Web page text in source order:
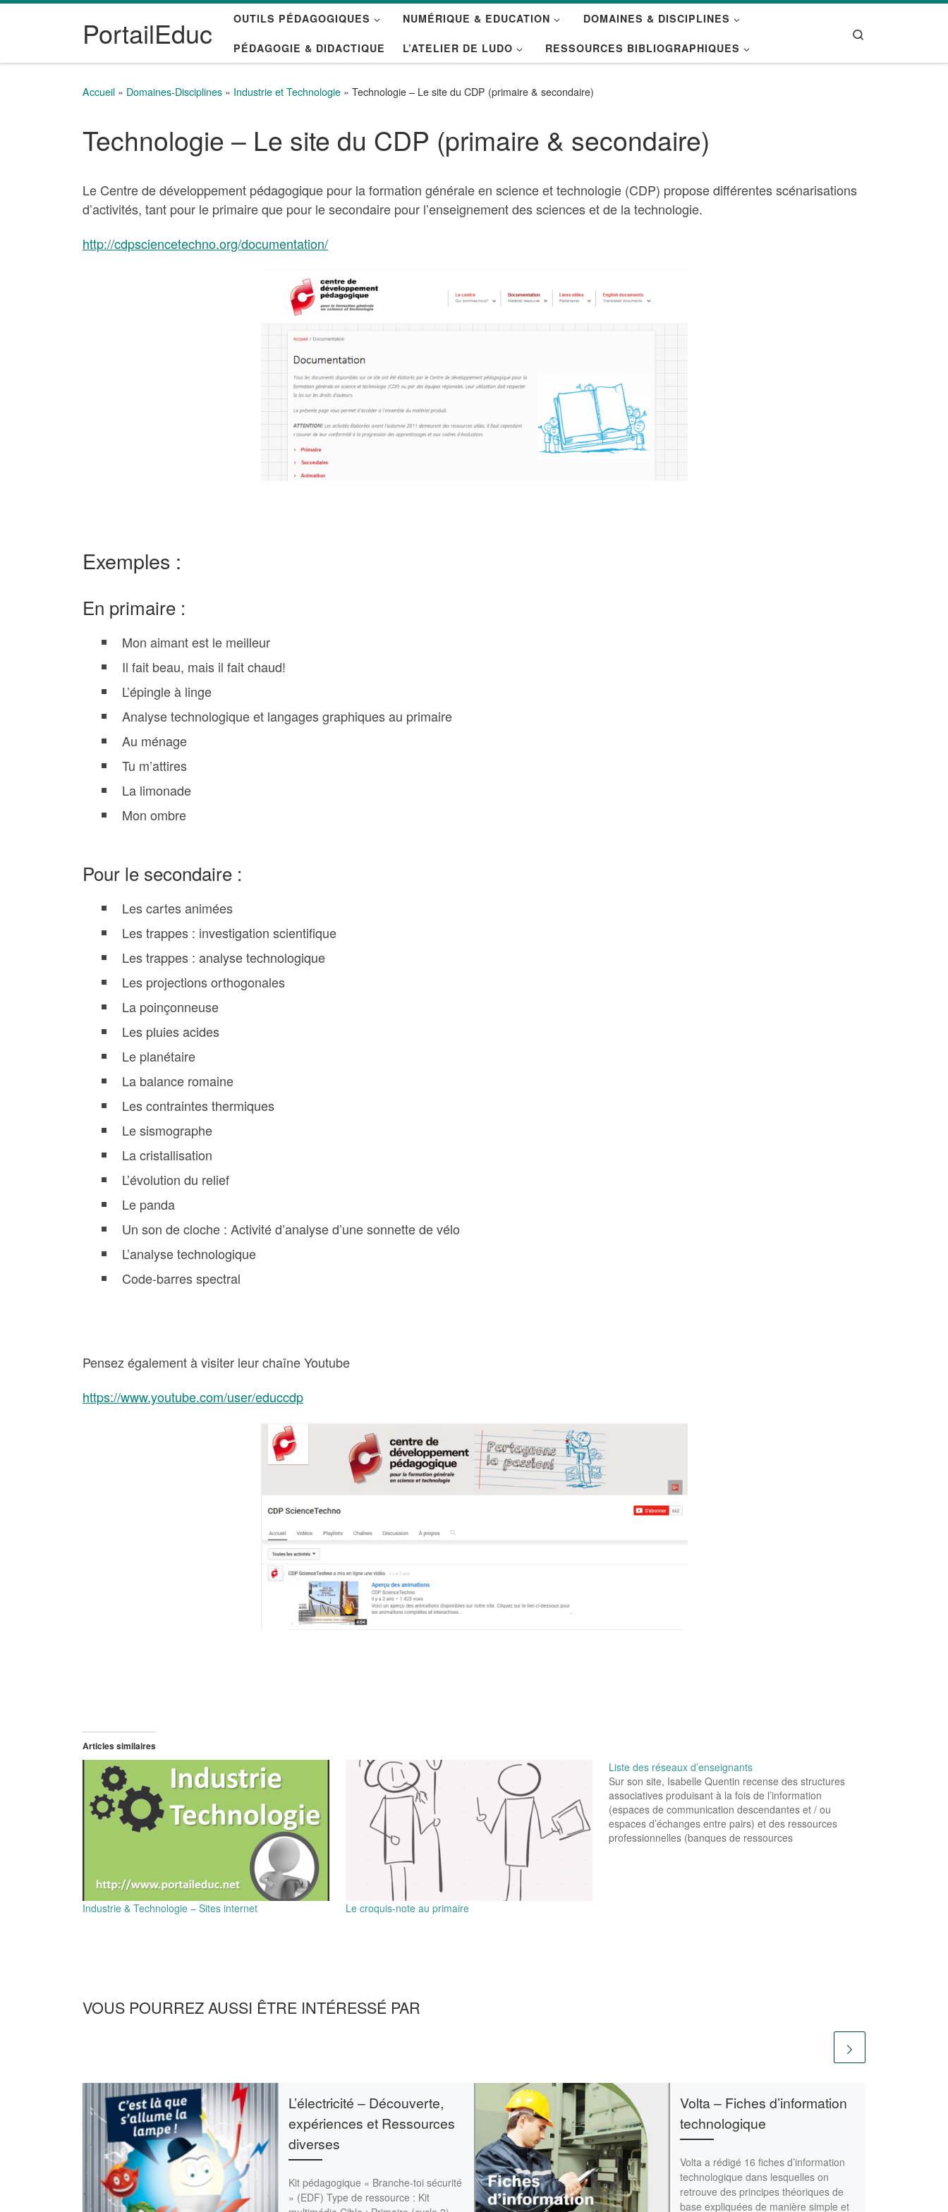
PortailEduc OUTILS PÉDAGOGIQUES NUMÉRIQUE & EDUCATION DOMAINES & DISCIPLINES
PÉDAGOGIE & DIDACTIQUE L’ATELIER DE LUDO RESSOURCES BIBLIOGRAPHIQUES
Accueil » Domaines-Disciplines » Industrie et Technologie » Technologie – Le site du CDP (primaire & secondaire)
Technologie – Le site du CDP (primaire & secondaire)
Le Centre de développement pédagogique pour la formation générale en science et technologie (CDP) propose différentes scénarisations
d’activités, tant pour le primaire que pour le secondaire pour l’enseignement des sciences et de la technologie.
http://cdpsciencetechno.org/documentation/
Exemples :
En primaire :
Mon aimant est le meilleur
Il fait beau, mais il fait chaud!
L’épingle à linge
Analyse technologique et langages graphiques au primaire
Au ménage
Tu m’attires
La limonade
Mon ombre
Pour le secondaire :
Les cartes animées
Les trappes : investigation scientifique
Les trappes : analyse technologique
Les projections orthogonales
La poinçonneuse
Les pluies acides
Le planétaire
La balance romaine
Les contraintes thermiques
Le sismographe
La cristallisation
L’évolution du relief
Le panda
Un son de cloche : Activité d’analyse d’une sonnette de vélo
L’analyse technologique
Code-barres spectral
Pensez également à visiter leur chaîne Youtube
https://www.youtube.com/user/educcdp
Articles similaires
Industrie & Technologie – Sites internet Le croquis-note au primaire
Liste des réseaux d’enseignants
Sur son site, Isabelle Quentin recense des structures
associatives produisant à la fois de l’information
(espaces de communication descendantes et / ou
espaces d’échanges entre pairs) et des ressources
professionnelles (banques de ressources
VOUS POURREZ AUSSI ÊTRE INTÉRESSÉ PAR
L’électricité – Découverte,
expériences et Ressources
diverses
Kit pédagogique « Branche-toi sécurité
» (EDF) Type de ressource : Kit
Volta – Fiches d’information
technologique
Volta a rédigé 16 fiches d’information
technologique dans lesquelles on
retrouve des principes théoriques de
base expliquées de manière simple et